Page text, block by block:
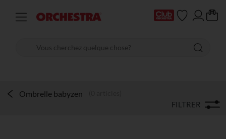
Ombrelle babyzen
FILTRER